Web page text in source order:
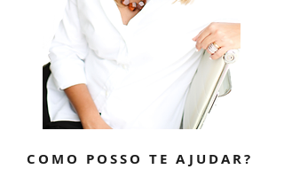
COMO POSSO TE AJUDAR?